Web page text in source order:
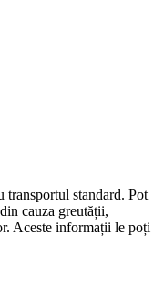
transportul standard. Pot
cauza greutății,
Aceste informații le poți